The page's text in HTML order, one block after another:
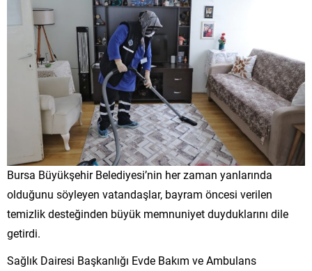
Bursa Büyükşehir Belediyesi’nin her zaman yanlarında
olduğunu söyleyen vatandaşlar, bayram öncesi verilen
temizlik desteğinden büyük memnuniyet duyduklarını dile
getirdi.
Sağlık Dairesi Başkanlığı Evde Bakım ve Ambulans